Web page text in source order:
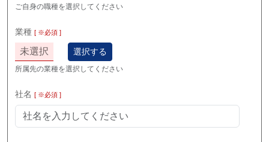
ご自身の職種を選択してください
業種 [ ※必須 ]
未選択 選択する
所属先の業種を選択してください
社名 [ ※必須 ]